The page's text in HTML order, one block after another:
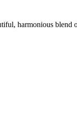
harmonious blend